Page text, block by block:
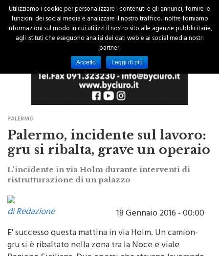
PALERMO
Palermo, incidente sul lavoro:
gru si ribalta, grave un operaio
L'incidente in via Holm durante interventi di
ristrutturazione di un palazzo
di Redazione
E' successo questa mattina in via Holm. Un camion-
gru si è ribaltato nella zona tra la Noce e viale
Regione Siciliana. Due operai che stavano lavorando
Utilizziamo i cookie per personalizzare i contenuti e gli annunci, fornire le
funzioni dei social media e analizzare il nostro traffico. Inoltre forniamo
informazioni sul modo in cui utilizzi il nostro sito alle agenzie pubblicitarie,
agli istituti che eseguono analisi dei dati web e ai social media nostri
partner.
Accetto Leggi di più